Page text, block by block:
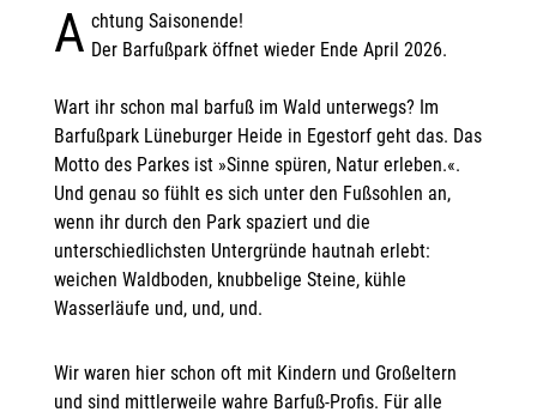
A chtung Saisonende!
Der Barfußpark öffnet wieder Ende April 2026.
Wart ihr schon mal barfuß im Wald unterwegs? Im
Barfußpark Lüneburger Heide in Egestorf geht das. Das
Motto des Parkes ist »Sinne spüren, Natur erleben.«.
Und genau so fühlt es sich unter den Fußsohlen an,
wenn ihr durch den Park spaziert und die
unterschiedlichsten Untergründe hautnah erlebt:
weichen Waldboden, knubbelige Steine, kühle
Wasserläufe und, und, und.
Wir waren hier schon oft mit Kindern und Großeltern
und sind mittlerweile wahre Barfuß-Profis. Für alle